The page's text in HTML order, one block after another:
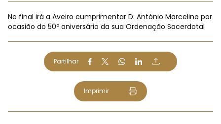
No final irá a Aveiro cumprimentar D. António Marcelino por
ocasião do 50º aniversário da sua Ordenação Sacerdotal
Partilhar
Imprimir